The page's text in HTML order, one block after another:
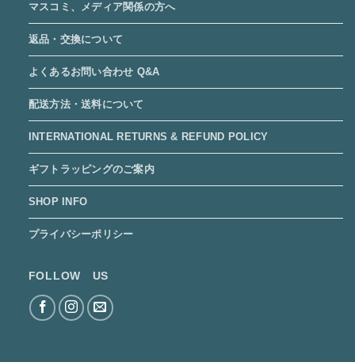
マスコミ、メディア関係の方へ
返品・交換について
よくあるお問い合わせ Q&A
配送方法・送料について
INTERNATIONAL RETURNS & REFUND POLICY
ギフトラッピングのご案内
SHOP INFO
プライバシーポリシー
FOLLOW US